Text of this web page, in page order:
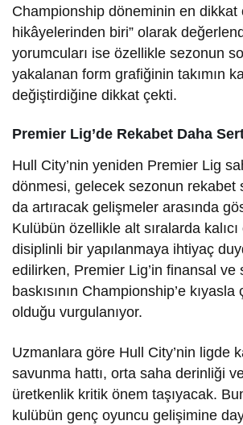
Championship döneminin en dikkat
hikâyelerinden biri” olarak
yorumcuları ise özellikle sezonun
yakalanan form grafiğinin takımın
değiştirdiğine dikkat çekti.
Premier Lig’de Rekabet Daha
Hull City’nin yeniden Premier Lig
dönmesi, gelecek sezonun rekabet
da artıracak gelişmeler arasında
Kulübün özellikle alt sıralarda
disiplinli bir yapılanmaya ihtiyaç
edilirken, Premier Lig’in finansal ve
baskısının Championship’e
olduğu vurgulanıyor.
Uzmanlara göre Hull City’nin ligde
savunma hattı, orta saha derinliği
üretkenlik kritik önem taşıyacak.
kulübün genç oyuncu gelişimine